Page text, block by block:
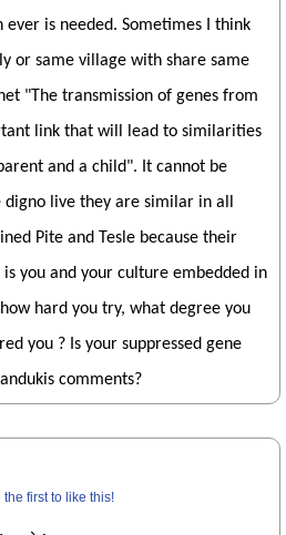
is needed. Sometimes I think
or same village with share same
"The transmission of genes from
link that will lead to similarities
and a child". It cannot be
live they are similar in all
Pite and Tesle because their
you and your culture embedded in
hard you try, what degree you
you ? Is your suppressed gene
comments?
the first to like this!